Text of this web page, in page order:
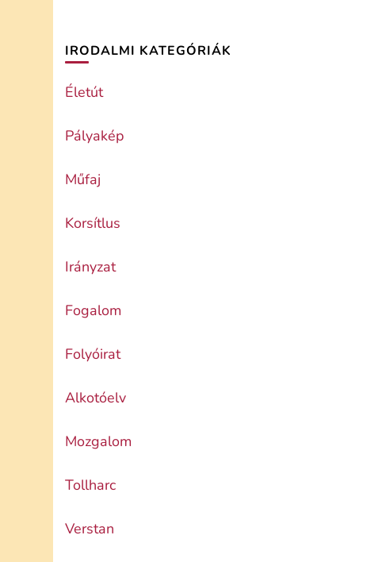
IRODALMI KATEGÓRIÁK
Életút
Pályakép
Műfaj
Korsítlus
Irányzat
Fogalom
Folyóirat
Alkotóelv
Mozgalom
Tollharc
Verstan